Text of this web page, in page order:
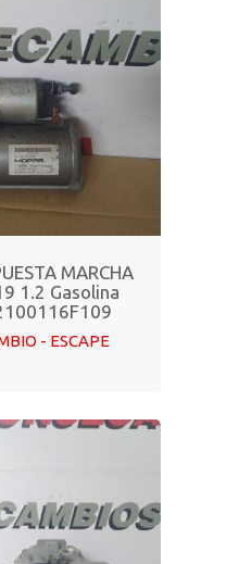
MARCHA
1.2 Gasolina
- ESCAPE